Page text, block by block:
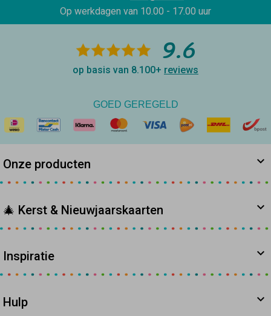
Op werkdagen van 10.00 - 17.00 uur
9.6
op basis van 8.100+ reviews
GOED GEREGELD
Onze producten
🎄 Kerst & Nieuwjaarskaarten
Inspiratie
Hulp